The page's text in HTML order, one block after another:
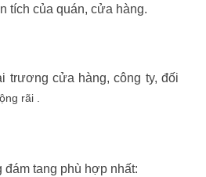
tích của quán, cửa hàng.
trương cửa hàng, công ty, đối
rãi .
tang phù hợp nhất: